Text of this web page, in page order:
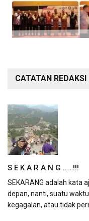
CATATAN REDAKSI
S E K A R A N G ……!!!
SEKARANG adalah kata
depan, nanti, suatu
kegagalan, atau tidak